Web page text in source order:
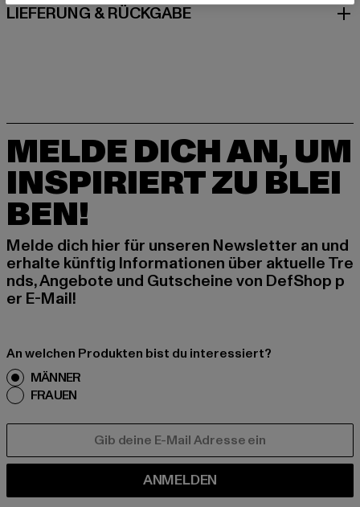
LIEFERUNG & RÜCKGABE
MELDE DICH AN, UM
INSPIRIERT ZU BLEI
BEN!
Melde dich hier für unseren Newsletter an und
erhalte künftig Informationen über aktuelle Tre
nds, Angebote und Gutscheine von DefShop p
er E-Mail!
An welchen Produkten bist du interessiert?
MÄNNER
FRAUEN
ANMELDEN